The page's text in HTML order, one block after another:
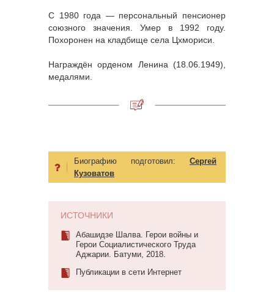
С 1980 года — персональный пенсионер
союзного значения. Умер в 1992 году.
Похоронен на кладбище села Цхмориси.
Награждён орденом Ленина (18.06.1949),
медалями.
Биографию подготовил: Сергей
Кузоватов
ИСТОЧНИКИ
Абашидзе Шалва. Герои войны и
Герои Социалистического Труда
Аджарии. Батуми, 2018.
Публикации в сети Интернет